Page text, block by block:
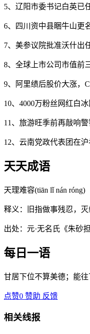
5、辽阳市委书记白英已
6、四川资中县睏牛山更
7、美参议院批准沃什出
8、全球上市公司市值前
9、阿里绩后股价大涨，
10、4000万粉丝网红白
11、旅游旺季前再敲响
12、云南党政代表团在
天天成语
天理难容(tiān lǐ nán róng)
释义：旧指做事残忍，灭
出处：元·无名氏《朱砂
每日一语
甘居下位不算美德；能
点赞0 赞助 反馈
相关线报